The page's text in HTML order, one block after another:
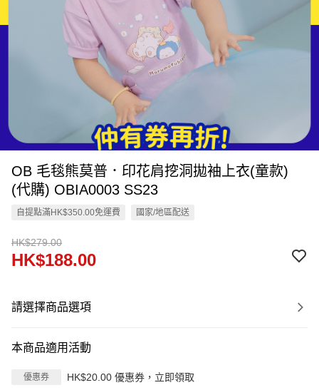
OB 毛毯熊莫普．印花肩挖洞拋袖上衣(童款)
(代購) OBIA0003 SS23
自提點滿HK$350.00免運費 國家/地區配送
HK$279.00
HK$188.00
請選擇商品選項
本商品適用活動
優惠券 HK$20.00 優惠券，立即領取